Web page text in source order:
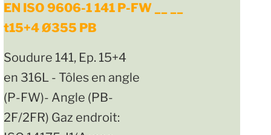
EN ISO 9606-1 141 P-FW __ __
t15+4 Ø355 PB
Soudure 141, Ep. 15+4
en 316L - Tôles en angle
(P-FW)- Angle (PB-
2F/2FR) Gaz endroit: